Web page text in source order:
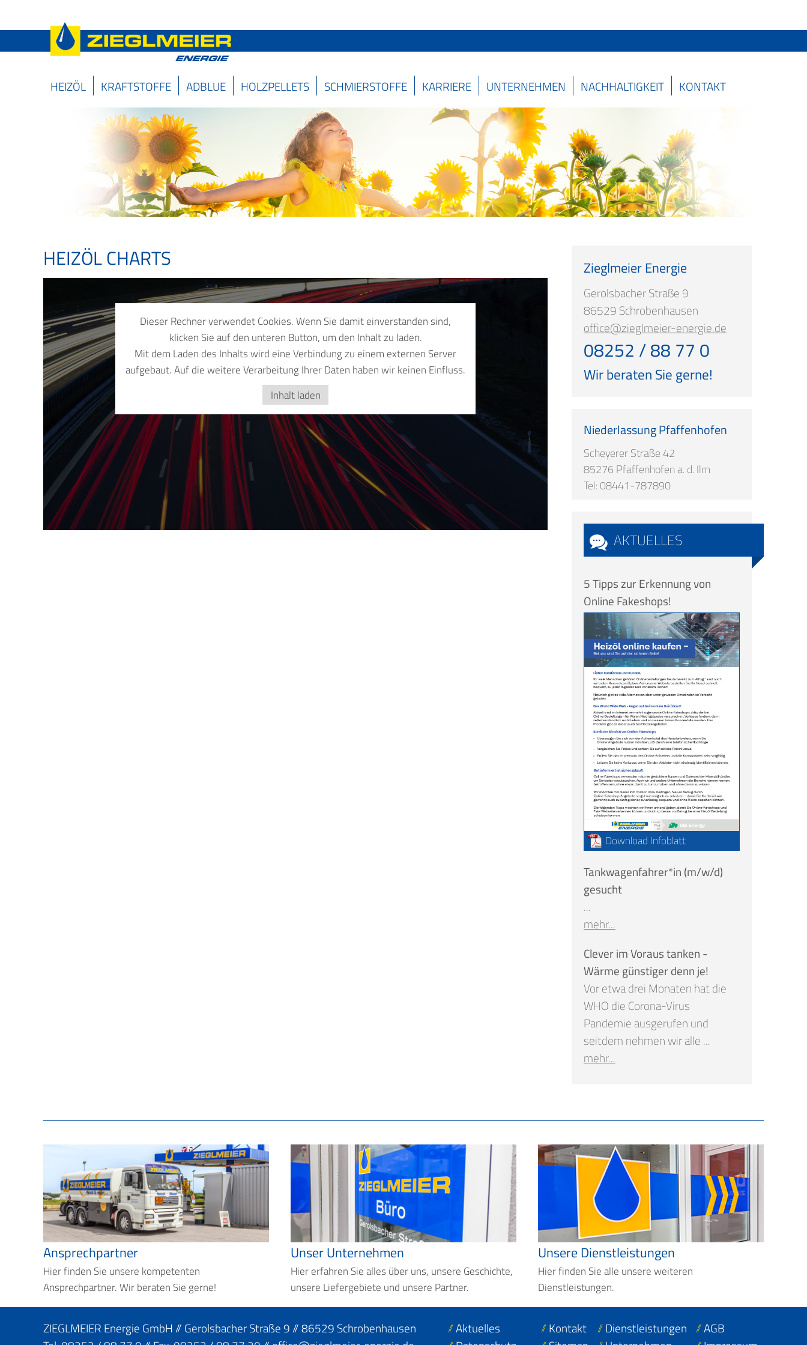
HEIZÖL KRAFTSTOFFE ADBLUE HOLZPELLETS SCHMIERSTOFFE KARRIERE UNTERNEHMEN NACHHALTIGKEIT KONTAKT
HEIZÖL CHARTS
Dieser Rechner verwendet Cookies. Wenn Sie damit einverstanden sind,
klicken Sie auf den unteren Button, um den Inhalt zu laden.
Mit dem Laden des Inhalts wird eine Verbindung zu einem externen Server
aufgebaut. Auf die weitere Verarbeitung Ihrer Daten haben wir keinen Einfluss.
Inhalt laden
Zieglmeier Energie
Gerolsbacher Straße 9
86529 Schrobenhausen
office@zieglmeier-energie.de
08252 / 88 77 0
Wir beraten Sie gerne!
Niederlassung Pfaffenhofen
Scheyerer Straße 42
85276 Pfaffenhofen a. d. Ilm
Tel: 08441-787890
AKTUELLES
5 Tipps zur Erkennung von
Online Fakeshops!
Download Infoblatt
Tankwagenfahrer*in (m/w/d)
gesucht
...
mehr...
Clever im Voraus tanken -
Wärme günstiger denn je!
Vor etwa drei Monaten hat die
WHO die Corona-Virus
Pandemie ausgerufen und
seitdem nehmen wir alle ...
mehr...
Ansprechpartner
Hier finden Sie unsere kompetenten
Ansprechpartner. Wir beraten Sie gerne!
Unser Unternehmen
Hier erfahren Sie alles über uns, unsere Geschichte,
unsere Liefergebiete und unsere Partner.
Unsere Dienstleistungen
Hier finden Sie alle unsere weiteren
Dienstleistungen.
ZIEGLMEIER Energie GmbH // Gerolsbacher Straße 9 // 86529 Schrobenhausen
Aktuelles
Kontakt
Dienstleistungen
AGB